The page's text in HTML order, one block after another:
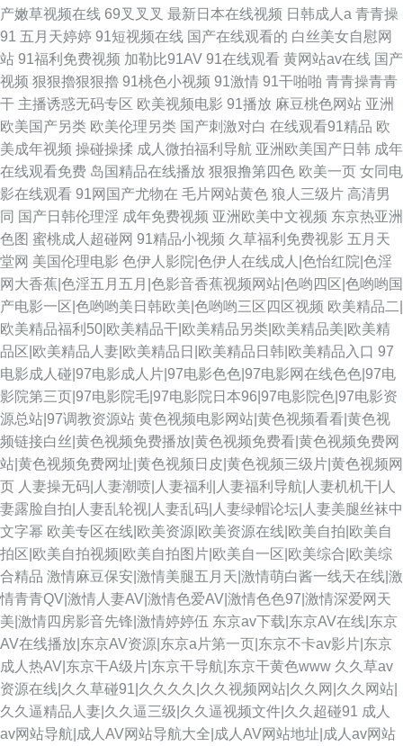
产嫩草视频在线 69叉叉叉 最新日本在线视频 日韩成人a 青青操
91 五月天婷婷 91短视频在线 国产在线观看的 白丝美女自慰网
站 91福利免费视频 加勒比91AV 91在线观看 黄网站av在线 国产
视频 狠狠擼狠狠擼 91桃色小视频 91激情 91干啪啪 青青操青青
干 主播诱惑无码专区 欧美视频电影 91播放 麻豆桃色网站 亚洲
欧美国产另类 欧美伦理另类 国产刺激对白 在线观看91精品 欧
美成年视频 操碰操揉 成人微拍福利导航 亚洲欧美国产日韩 成年
在线观看免费 岛国精品在线播放 狠狠撸第四色 欧美一页 女同电
影在线观看 91网国产尤物在 毛片网站黄色 狼人三级片 高清男
同 国产日韩伦理淫 成年免费视频 亚洲欧美中文视频 东京热亚洲
色图 蜜桃成人超碰网 91精品小视频 久草福利免费视影 五月天
堂网 美国伦理电影 色伊人影院|色伊人在线成人|色怡红院|色淫
网大香蕉|色淫五月五月|色影音香蕉视频网站|色哟四区|色哟哟国
产电影一区|色哟哟美日韩欧美|色哟哟三区四区视频 欧美精品二|
欧美精品福利50|欧美精品干|欧美精品另类|欧美精品美|欧美精
品区|欧美精品人妻|欧美精品日|欧美精品日韩|欧美精品入口 97
电影成人碰|97电影成人片|97电影色色|97电影网在线色色|97电
影院第三页|97电影院毛|97电影院日本96|97电影院色|97电影资
源总站|97调教资源站 黄色视频电影网站|黄色视频看看|黄色视
频链接白丝|黄色视频免费播放|黄色视频免费看|黄色视频免费网
站|黄色视频免费网址|黄色视频日皮|黄色视频三级片|黄色视频网
页 人妻操无码|人妻潮喷|人妻福利|人妻福利导航|人妻机机干|人
妻露脸自拍|人妻乱轮视|人妻乱码|人妻绿帽论坛|人妻美腿丝袜中
文字幂 欧美专区在线|欧美资源|欧美资源在线|欧美自拍|欧美自
拍区|欧美自拍视频|欧美自拍图片|欧美自一区|欧美综合|欧美综
合精品 激情麻豆保安|激情美腿五月天|激情萌白酱一线天在线|激
情青青QV|激情人妻AV|激情色爱AV|激情色色97|激情深爱网天
美|激情四房影音先锋|激情婷婷伍 东京av下载|东京AV在线|东京
AV在线播放|东京AV资源|东京a片第一页|东京不卡av影片|东京
成人热AV|东京干A级片|东京干导航|东京干黄色www 久久草av
资源在线|久久草碰91|久久久久|久久视频网站|久久网|久久网站|
久久逼精品人妻|久久逼三级|久久逼视频文件|久久超碰91 成人
av网站导航|成人AV网站导航大全|成人AV网站地址|成人av网站